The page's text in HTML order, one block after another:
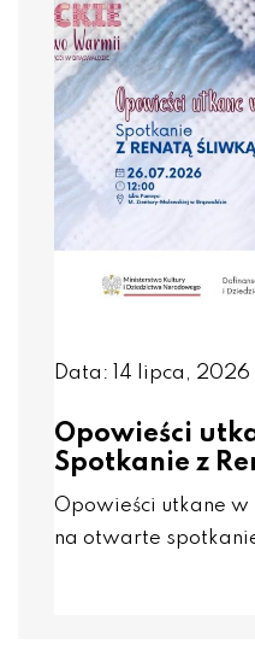
Data: 14 lipca, 2026
Opowieści
Spotkanie z
Opowieści utkane
na otwarte